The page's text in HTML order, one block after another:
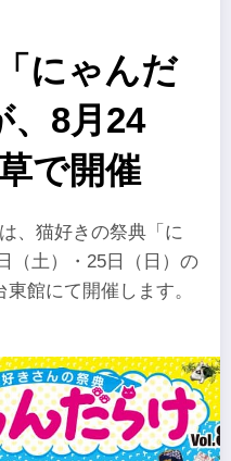
にゃんだ
、8月24
で開催
、猫好きの祭典「に
（土）・25日（日）の
館にて開催します。